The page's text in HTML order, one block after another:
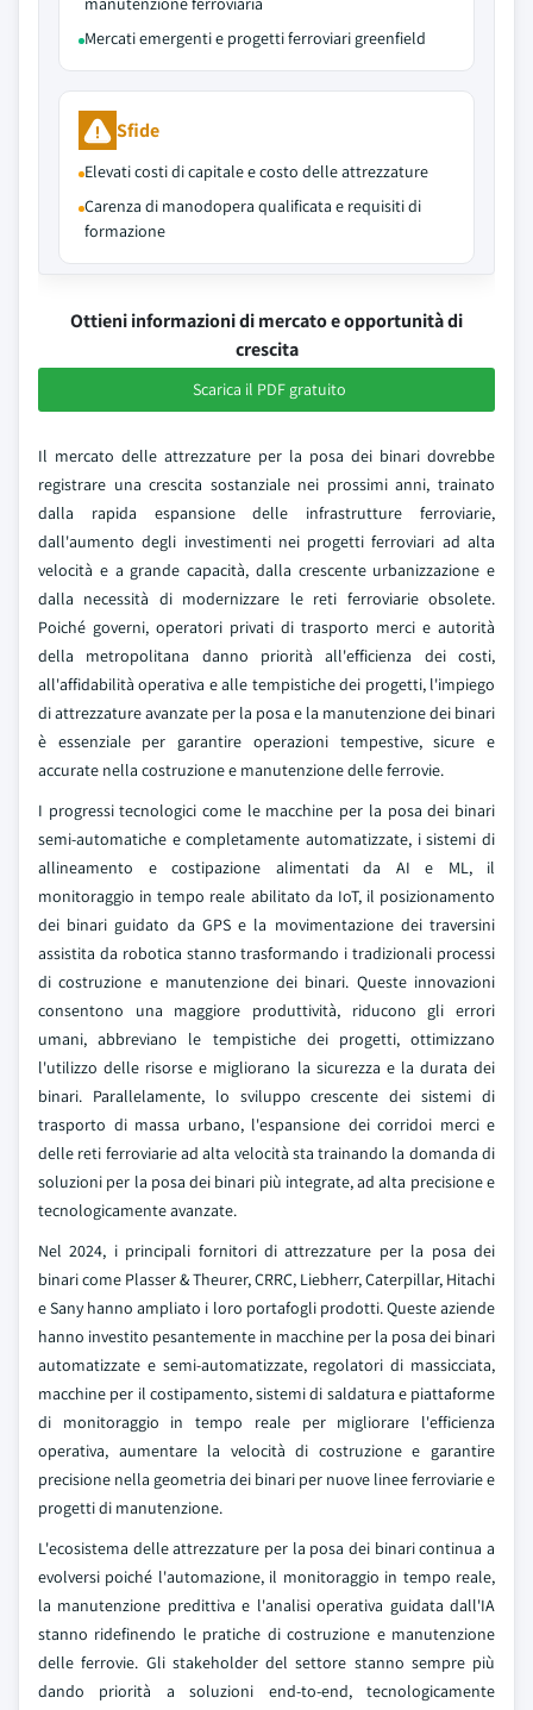
Mercati emergenti e progetti ferroviari greenfield
Sfide
Elevati costi di capitale e costo delle attrezzature
Carenza di manodopera qualificata e requisiti di
formazione
Ottieni informazioni di mercato e opportunità di
crescita
Scarica il PDF gratuito
Il mercato delle attrezzature per la posa dei binari dovrebbe
registrare una crescita sostanziale nei prossimi anni, trainato
dalla rapida espansione delle infrastrutture ferroviarie,
dall'aumento degli investimenti nei progetti ferroviari ad alta
velocità e a grande capacità, dalla crescente urbanizzazione e
dalla necessità di modernizzare le reti ferroviarie obsolete.
Poiché governi, operatori privati di trasporto merci e autorità
della metropolitana danno priorità all'efficienza dei costi,
all'affidabilità operativa e alle tempistiche dei progetti, l'impiego
di attrezzature avanzate per la posa e la manutenzione dei binari
è essenziale per garantire operazioni tempestive, sicure e
accurate nella costruzione e manutenzione delle ferrovie.
I progressi tecnologici come le macchine per la posa dei binari
semi-automatiche e completamente automatizzate, i sistemi di
allineamento e costipazione alimentati da AI e ML, il
monitoraggio in tempo reale abilitato da IoT, il posizionamento
dei binari guidato da GPS e la movimentazione dei traversini
assistita da robotica stanno trasformando i tradizionali processi
di costruzione e manutenzione dei binari. Queste innovazioni
consentono una maggiore produttività, riducono gli errori
umani, abbreviano le tempistiche dei progetti, ottimizzano
l'utilizzo delle risorse e migliorano la sicurezza e la durata dei
binari. Parallelamente, lo sviluppo crescente dei sistemi di
trasporto di massa urbano, l'espansione dei corridoi merci e
delle reti ferroviarie ad alta velocità sta trainando la domanda di
soluzioni per la posa dei binari più integrate, ad alta precisione e
tecnologicamente avanzate.
Nel 2024, i principali fornitori di attrezzature per la posa dei
binari come Plasser & Theurer, CRRC, Liebherr, Caterpillar, Hitachi
e Sany hanno ampliato i loro portafogli prodotti. Queste aziende
hanno investito pesantemente in macchine per la posa dei binari
automatizzate e semi-automatizzate, regolatori di massicciata,
macchine per il costipamento, sistemi di saldatura e piattaforme
di monitoraggio in tempo reale per migliorare l'efficienza
operativa, aumentare la velocità di costruzione e garantire
precisione nella geometria dei binari per nuove linee ferroviarie e
progetti di manutenzione.
L'ecosistema delle attrezzature per la posa dei binari continua a
evolversi poiché l'automazione, il monitoraggio in tempo reale,
la manutenzione predittiva e l'analisi operativa guidata dall'IA
stanno ridefinendo le pratiche di costruzione e manutenzione
delle ferrovie. Gli stakeholder del settore stanno sempre più
dando priorità a soluzioni end-to-end, tecnologicamente